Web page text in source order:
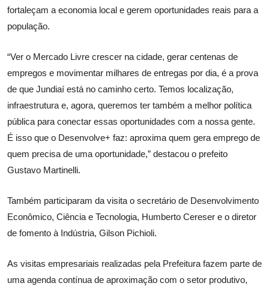
fortaleçam a economia local e gerem oportunidades reais para a
população.
“Ver o Mercado Livre crescer na cidade, gerar centenas de
empregos e movimentar milhares de entregas por dia, é a prova
de que Jundiaí está no caminho certo. Temos localização,
infraestrutura e, agora, queremos ter também a melhor política
pública para conectar essas oportunidades com a nossa gente.
É isso que o Desenvolve+ faz: aproxima quem gera emprego de
quem precisa de uma oportunidade,” destacou o prefeito
Gustavo Martinelli.
Também participaram da visita o secretário de Desenvolvimento
Econômico, Ciência e Tecnologia, Humberto Cereser e o diretor
de fomento à Indústria, Gilson Pichioli.
As visitas empresariais realizadas pela Prefeitura fazem parte de
uma agenda contínua de aproximação com o setor produtivo,